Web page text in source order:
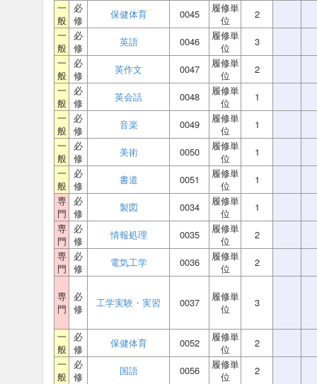
一
般
必
修
保健体育 0045
履修単
位
2
一
般
必
修
英語 0046
履修単
位
3
一
般
必
修
英作文 0047
履修単
位
2
一
般
必
修
英会話 0048
履修単
位
1
一
般
必
修
音楽 0049
履修単
位
1
一
般
必
修
美術 0050
履修単
位
1
一
般
必
修
書道 0051
履修単
位
1
専
門
必
修
製図 0034
履修単
位
1
専
門
必
修
情報処理 0035
履修単
位
2
専
門
必
修
電気工学 0036
履修単
位
2
専
門
必
修
工学実験・実習 0037
履修単
位
3
一
般
必
修
保健体育 0052
履修単
位
2
一
般
必
修
国語 0056
履修単
位
2